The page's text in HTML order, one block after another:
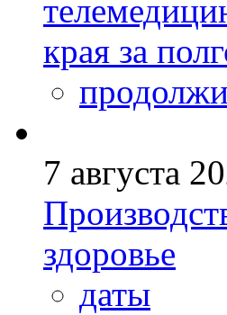
края за
7 августа
здоровье
даты